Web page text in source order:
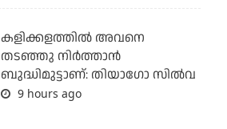
കളിക്കളത്തില്‍ അവനെ
തടഞ്ഞു നിര്‍ത്താന്‍
ബുദ്ധിമുട്ടാണ്: തിയാഗോ സില്‍വ
9 hours ago